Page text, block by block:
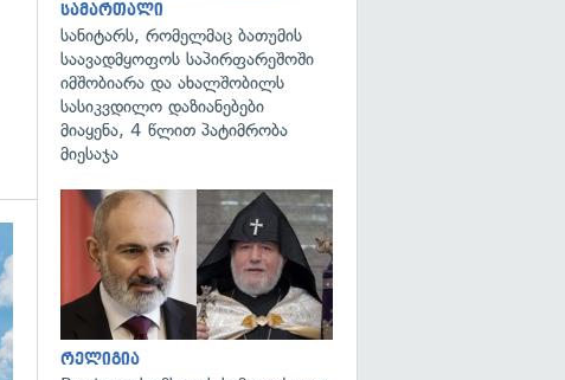
გადახედვა
სამართალი
სანიტარს, რომელმაც ბათუმის
საავადმყოფოს საპირფარეშოში
იმშობიარა და ახალშობილს
სასიკვდილო დაზიანებები
მიაყენა, 4 წლით პატიმრობა
მიესაჯა
რელიგია